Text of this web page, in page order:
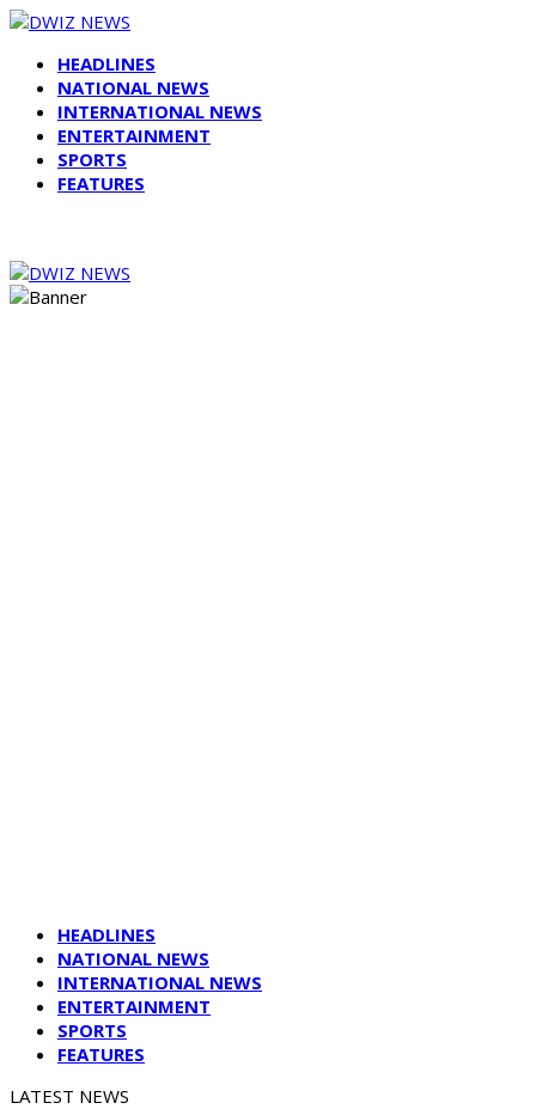
HEADLINES
NATIONAL NEWS
INTERNATIONAL NEWS
ENTERTAINMENT
SPORTS
FEATURES
HEADLINES
NATIONAL NEWS
INTERNATIONAL NEWS
ENTERTAINMENT
SPORTS
FEATURES
LATEST NEWS